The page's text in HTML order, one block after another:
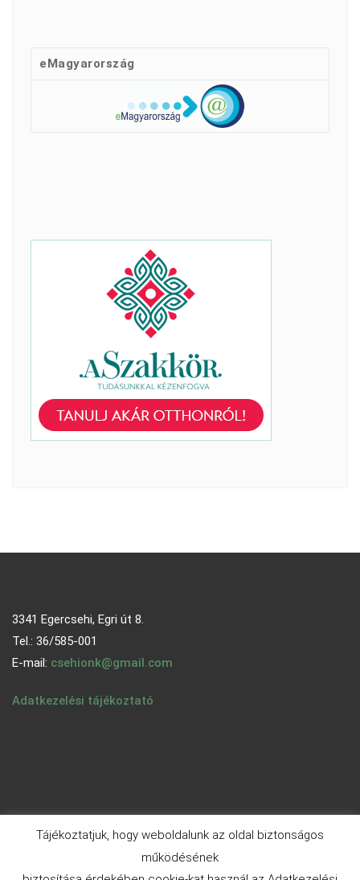
eMagyarország
3341 Egercsehi, Egri út 8.
Tel.: 36/585-001
E-mail: csehionk@gmail.com
Adatkezelési tájékoztató
Tájékoztatjuk, hogy weboldalunk az oldal biztonságos
működésének